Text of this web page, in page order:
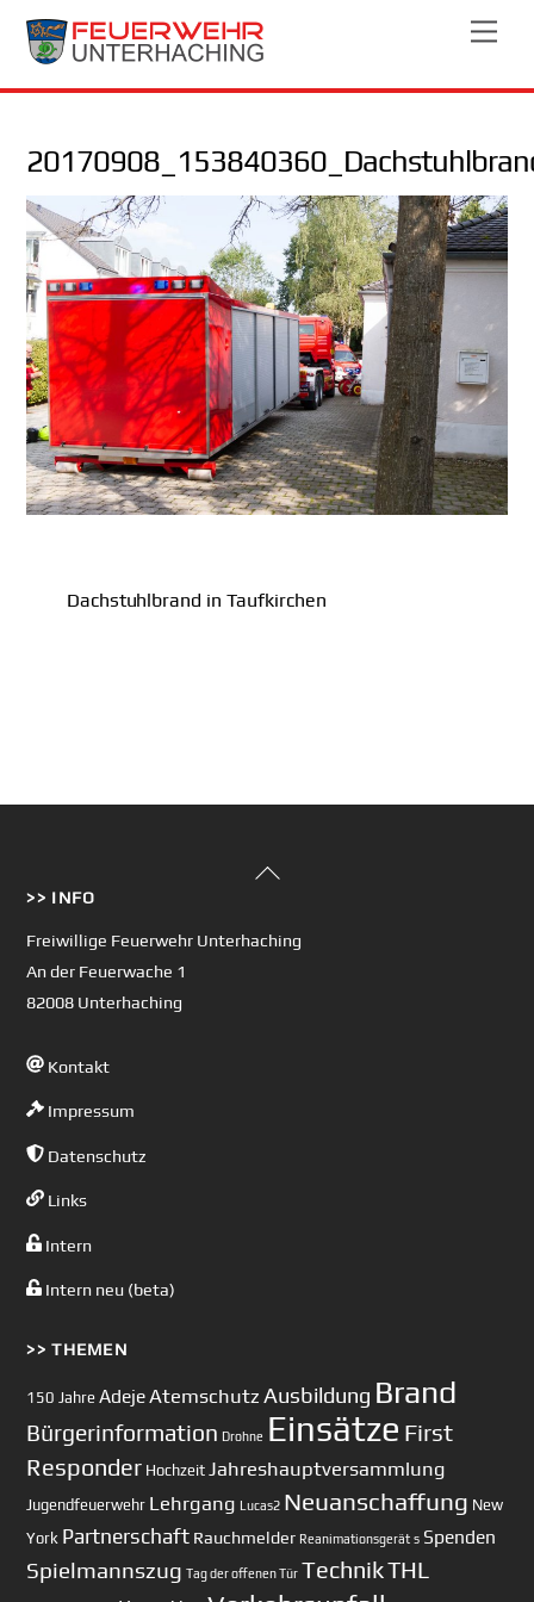
Skip
Dachstuhlbrand in Taufkirchen
Back
>> INFO
Freiwillige Feuerwehr Unterhaching
An der Feuerwache 1
82008 Unterhaching
Kontakt
Impressum
Datenschutz
Links
Intern
Intern neu (beta)
>> THEMEN
150 Jahre AdejeAtemschutz Ausbildung Brand
Bürgerinformation Drohne Einsätze First
Responder Hochzeit Jahreshauptversammlung
Jugendfeuerwehr Lehrgang Lucas2 Neuanschaffung New
York Partnerschaft Rauchmelder Reanimationsgerät s Spenden
Spielmannszug Tag der offenen Tür TechnikTHL